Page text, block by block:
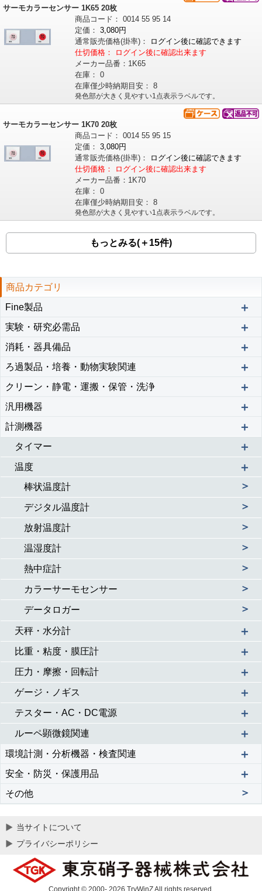
サーモカラーセンサー 1K65 20枚
商品コード： 0014 55 95 14
定価： 3,080円
通常販売価格(掛率)：
ログイン後に確認できます
仕切価格：
ログイン後に確認出来ます
メーカー品番： 1K65
在庫： 0
在庫僅少時納期目安： 8
発色部が大きく見やすい1点表示ラベルです。
サーモカラーセンサー 1K70 20枚
商品コード： 0014 55 95 15
定価： 3,080円
通常販売価格(掛率)：
ログイン後に確認できます
仕切価格：
ログイン後に確認出来ます
メーカー品番： 1K70
在庫： 0
在庫僅少時納期目安： 8
発色部が大きく見やすい1点表示ラベルです。
もっとみる(＋15件)
商品カテゴリ
Fine製品
＋
実験・研究必需品 ＋
消耗・器具備品 ＋
ろ過製品・培養・動物実験関連 ＋
クリーン・静電・運搬・保管・洗浄 ＋
汎用機器 ＋
計測機器 ＋
タイマー ＋
温度 ＋
棒状温度計 ＞
デジタル温度計 ＞
放射温度計 ＞
温湿度計 ＞
熱中症計 ＞
カラーサーモセンサー ＞
データロガー ＞
天秤・水分計 ＋
比重・粘度・膜圧計 ＋
圧力・摩擦・回転計 ＋
ゲージ・ノギス ＋
テスター・AC・DC電源 ＋
ルーペ顕微鏡関連 ＋
環境計測・分析機器・検査関連 ＋
安全・防災・保護用品 ＋
その他 ＞
当サイトについて
プライバシーポリシー
Copyright © 2000- 2026 TryWinZ All rights reserved.